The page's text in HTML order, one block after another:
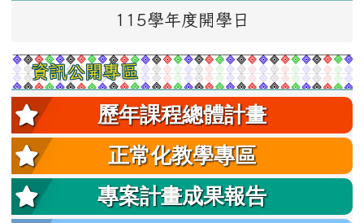
115學年度開學日
資訊公開專區
歷年課程總體計畫
正常化教學專區
專案計畫成果報告